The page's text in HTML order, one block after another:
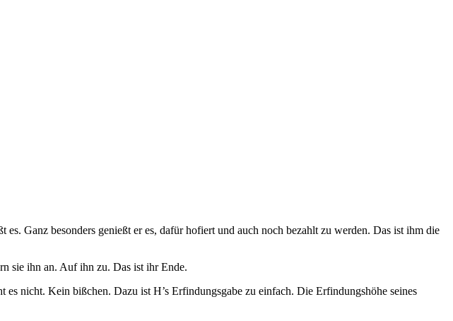
Ganz besonders genießt er es, dafür hofiert und auch noch bezahlt zu werden. Das ist ihm die
sie ihn an. Auf ihn zu. Das ist ihr Ende.
nicht. Kein bißchen. Dazu ist H’s Erfindungsgabe zu einfach. Die Erfindungshöhe seines